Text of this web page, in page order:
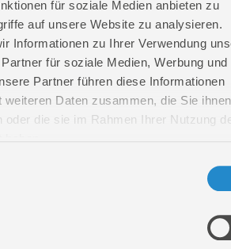
für soziale Medien anbieten zu
auf unsere Website zu analysieren.
Informationen zu Ihrer Verwendung
für soziale Medien, Werbung und
Partner führen diese Informationen
weiteren Daten zusammen, die Sie ihnen
oder die sie im Rahmen Ihrer Nutzung
4015671167088
16708
Downloads